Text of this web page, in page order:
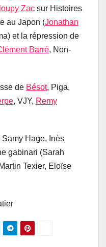
Zac sur Histoires
au Japon (Jonathan
et la répression de
Barré, Non-
de Bésot, Piga,
, VJY, Remy
Hage, Inès
gabinari (Sarah
Texier, Eloïse